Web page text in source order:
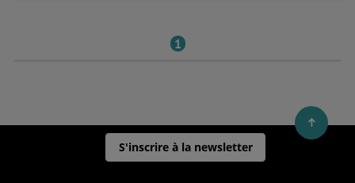
1
S'inscrire à la newsletter